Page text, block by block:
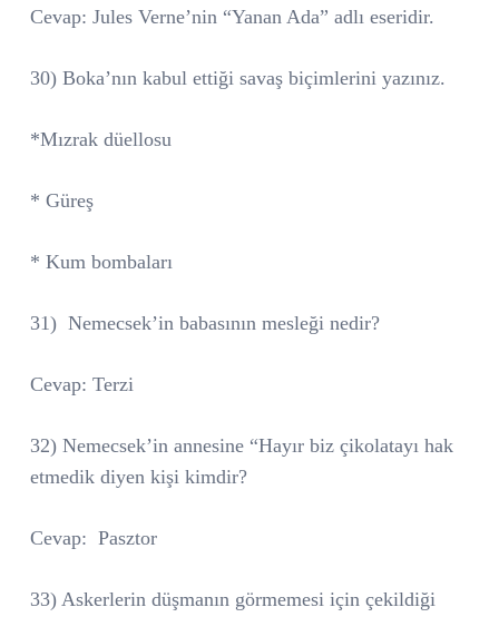
Cevap: Jules Verne’nin “Yanan Ada” adlı eseridir.
30) Boka’nın kabul ettiği savaş biçimlerini yazınız.
*Mızrak düellosu
* Güreş
* Kum bombaları
31) Nemecsek’in babasının mesleği nedir?
Cevap: Terzi
32) Nemecsek’in annesine “Hayır biz çikolatayı hak
etmedik diyen kişi kimdir?
Cevap: Pasztor
33) Askerlerin düşmanın görmemesi için çekildiği